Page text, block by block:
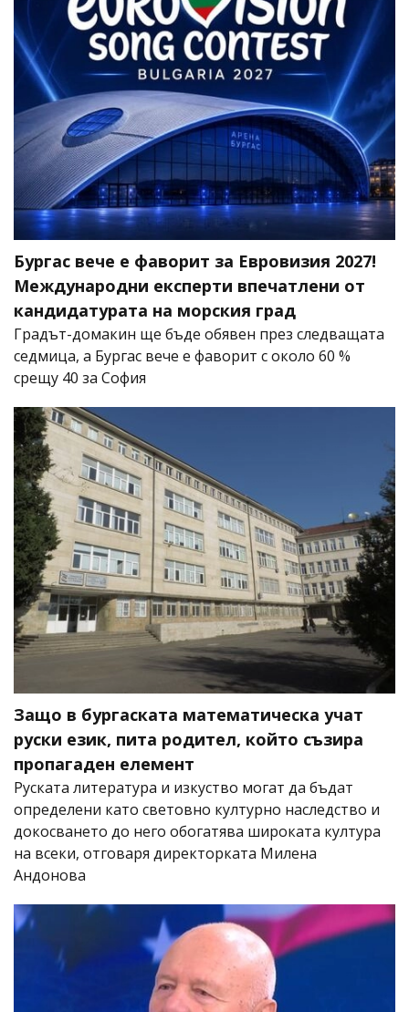
Бургас вече е фаворит за Евровизия 2027!
Международни експерти впечатлени от
кандидатурата на морския град
Градът-домакин ще бъде обявен през следващата
седмица, а Бургас вече е фаворит с около 60 %
срещу 40 за София
Защо в бургаската математическа учат
руски език, пита родител, който съзира
пропагаден елемент
Руската литература и изкуство могат да бъдат
определени като световно културно наследство и
докосването до него обогатява широката култура
на всеки, отговаря директорката Милена
Андонова